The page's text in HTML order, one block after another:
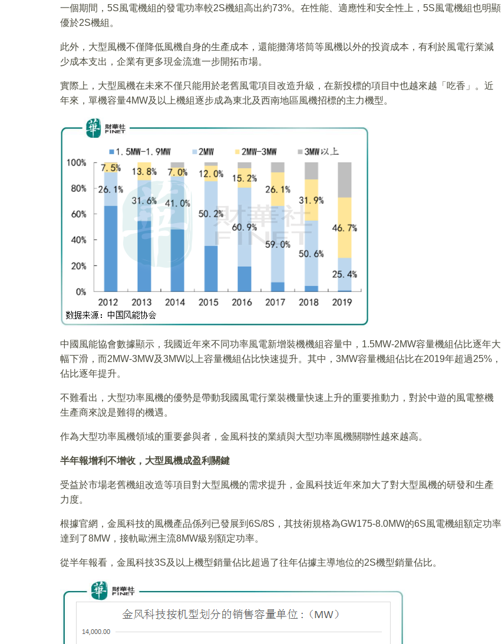
一個期間，5S風電機組的發電功率較2S機組高出約73%。在性能、適應性和安全性上，5S風電機組也明顯
優於2S機組。
此外，大型風機不僅降低風機自身的生產成本，還能攤薄塔筒等風機以外的投資成本，有利於風電行業減
少成本支出，企業有更多現金流進一步開拓市場。
實際上，大型風機在未來不僅只能用於老舊風電項目改造升級，在新投標的項目中也越來越「吃香」。近
年來，單機容量4MW及以上機組逐步成為東北及西南地區風機招標的主力機型。
中國風能協會數據顯示，我國近年來不同功率風電新增裝機機組容量中，1.5MW-2MW容量機組佔比逐年大
幅下滑，而2MW-3MW及3MW以上容量機組佔比快速提升。其中，3MW容量機組佔比在2019年超過25%，
佔比逐年提升。
不難看出，大型功率風機的優勢是帶動我國風電行業裝機量快速上升的重要推動力，對於中遊的風電整機
生產商來說是難得的機遇。
作為大型功率風機領域的重要參與者，金風科技的業績與大型功率風機關聯性越來越高。
半年報增利不增收，大型風機成盈利關鍵
受益於市場老舊機組改造等項目對大型風機的需求提升，金風科技近年來加大了對大型風機的研發和生產
力度。
根據官網，金風科技的風機產品係列已發展到6S/8S，其技術規格為GW175-8.0MW的6S風電機組額定功率
達到了8MW，接軌歐洲主流8MW級别額定功率。
從半年報看，金風科技3S及以上機型銷量佔比超過了往年佔據主導地位的2S機型銷量佔比。